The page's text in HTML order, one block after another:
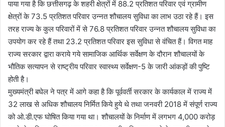
पाया गया है कि छत्तीसगढ़ के शहरी क्षेत्रों में 88.2 प्रतिशत परिवार एवं ग्रामीण
क्षेत्रों के 73.5 प्रतिशत परिवार उन्नत शौचालय सुविधा का लाभ उठा रहे हैं। इस
तरह राज्य के कुल परिवारों में से 76.8 प्रतिशत परिवार उन्नत शौचालय सुविधा का
उपयोग कर रहे हैं तथा 23.2 प्रतिशत परिवार इस सुविधा से वंचित हैं। विगत माह
राज्य सरकार द्वारा कराये गये सामाजिक आर्थिक सर्वेक्षण के दौरान शौचालयों के
भौतिक सत्यापन से राष्ट्रीय परिवार स्वास्थ्य सर्वेक्षण-5 के जारी आंकड़ों की पुष्टि
होती है।
मुख्यमंत्री बघेल ने पत्र में आगे कहा है कि पूर्ववर्ती सरकार के कार्यकाल में राज्य में
32 लाख से अधिक शौचालय निर्मित किये हुये थे तथा जनवरी 2018 में संपूर्ण राज्य
को ओ.डी.एफ घोषित किया गया था। शौचालयों के निर्माण में लगभग 4,000 करोड़